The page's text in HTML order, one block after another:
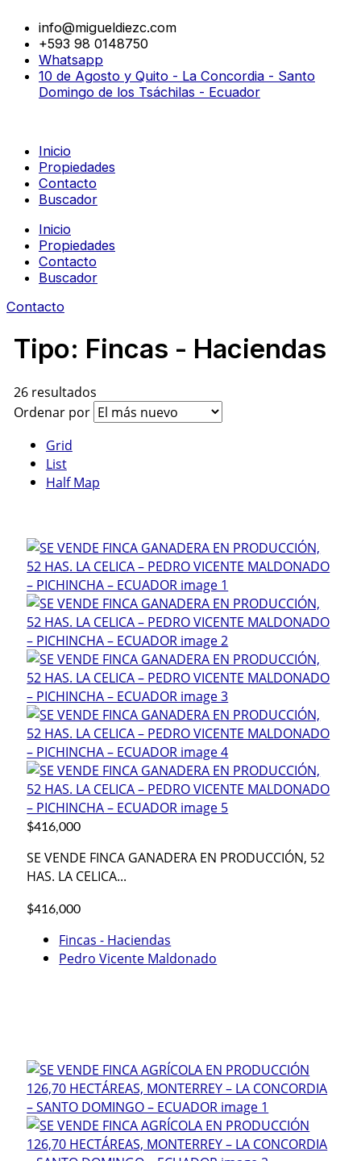
contenido
info@migueldiezc.com
+593 98 0148750
Whatsapp
10 de Agosto y Quito - La Concordia - Santo
Domingo de los Tsáchilas - Ecuador
Inicio
Propiedades
Contacto
Buscador
Inicio
Propiedades
Contacto
Buscador
Contacto
Tipo: Fincas - Haciendas
26 resultados
Ordenar por
Grid
List
Half Map
$416,000
SE VENDE FINCA GANADERA EN PRODUCCIÓN, 52
HAS. LA CELICA...
$416,000
Fincas - Haciendas
Pedro Vicente Maldonado